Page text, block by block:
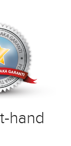
hand